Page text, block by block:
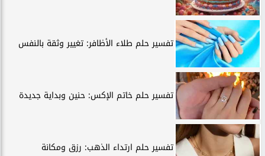
تفسير حلم طلاء الأظافر: تغيير وثقة بالنفس
تفسير حلم خاتم الإكس: حنين وبداية جديدة
تفسير حلم ارتداء الذهب: رزق ومكانة